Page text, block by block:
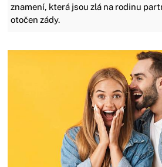
znamení, která jsou zlá na rodinu
otočen zády.